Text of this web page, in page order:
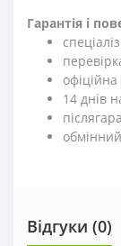
Гарантія і
14 днів
Відгуки (0)